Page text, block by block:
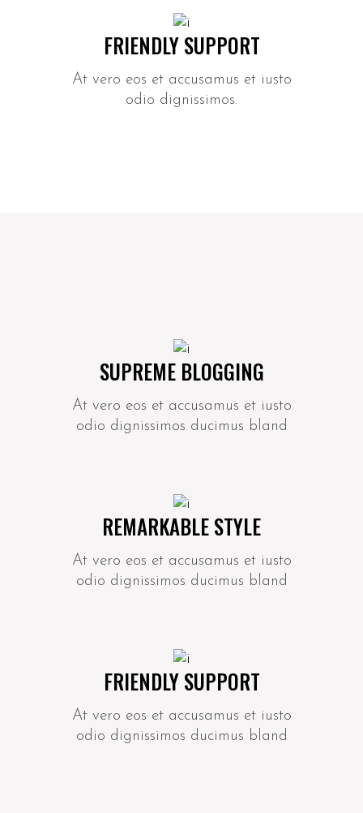
FRIENDLY SUPPORT
At vero eos et accusamus et iusto
odio dignissimos.
SUPREME BLOGGING
At vero eos et accusamus et iusto
odio dignissimos ducimus bland
REMARKABLE STYLE
At vero eos et accusamus et iusto
odio dignissimos ducimus bland
FRIENDLY SUPPORT
At vero eos et accusamus et iusto
odio dignissimos ducimus bland